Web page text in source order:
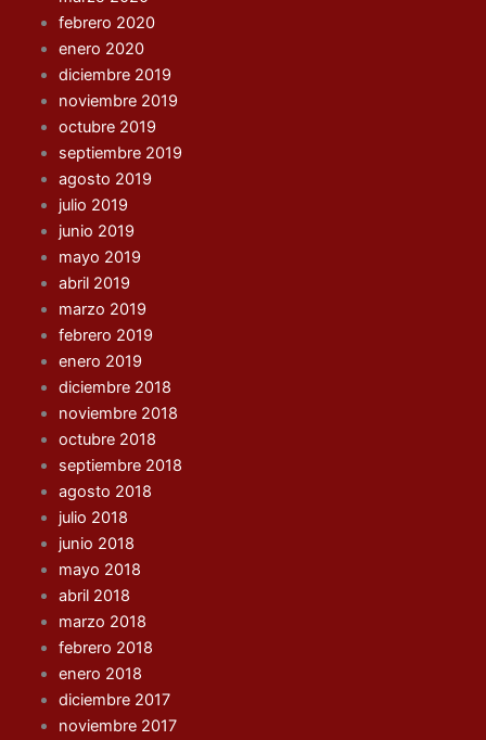
febrero 2020
enero 2020
diciembre 2019
noviembre 2019
octubre 2019
septiembre 2019
agosto 2019
julio 2019
junio 2019
mayo 2019
abril 2019
marzo 2019
febrero 2019
enero 2019
diciembre 2018
noviembre 2018
octubre 2018
septiembre 2018
agosto 2018
julio 2018
junio 2018
mayo 2018
abril 2018
marzo 2018
febrero 2018
enero 2018
diciembre 2017
noviembre 2017